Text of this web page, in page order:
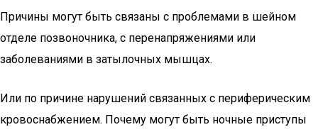
Причины могут быть связаны с проблемами в шейном
отделе позвоночника, с перенапряжениями или
заболеваниями в затылочных мышцах.
Или по причине нарушений связанных с периферическим
кровоснабжением. Почему могут быть ночные приступы